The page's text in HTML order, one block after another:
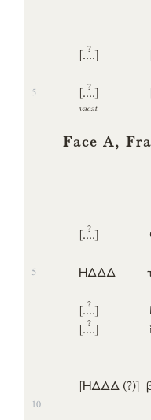
[..
?
..]
5 [..
?
..]
vacat
Face A,
[..
?
..]
5 ΗΔΔΔ
[..
?
..]
[..
?
..]
[ΗΔΔΔ (?)]
10